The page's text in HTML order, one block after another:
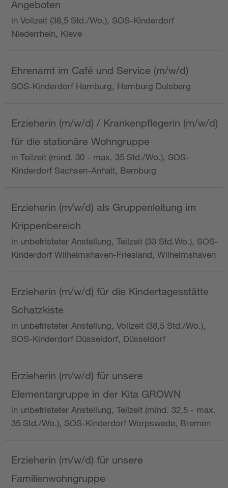
Angeboten
in Vollzeit (38,5 Std./Wo.), SOS-Kinderdorf
Niederrhein, Kleve
Ehrenamt im Café und Service (m/w/d)
SOS-Kinderdorf Hamburg, Hamburg Dulsberg
Erzieherin (m/w/d) / Krankenpflegerin (m/w/d)
für die stationäre Wohngruppe
in Teilzeit (mind. 30 - max. 35 Std./Wo.), SOS-
Kinderdorf Sachsen-Anhalt, Bernburg
Erzieherin (m/w/d) als Gruppenleitung im
Krippenbereich
in unbefristeter Anstellung, Teilzeit (33 Std.Wo.), SOS-
Kinderdorf Wilhelmshaven-Friesland, Wilhelmshaven
Erzieherin (m/w/d) für die Kindertagesstätte
Schatzkiste
in unbefristeter Anstellung, Vollzeit (38,5 Std./Wo.),
SOS-Kinderdorf Düsseldorf, Düsseldorf
Erzieherin (m/w/d) für unsere
Elementargruppe in der Kita GROWN
in unbefristeter Anstellung, Teilzeit (mind. 32,5 - max.
35 Std./Wo.), SOS-Kinderdorf Worpswede, Bremen
Erzieherin (m/w/d) für unsere
Familienwohngruppe